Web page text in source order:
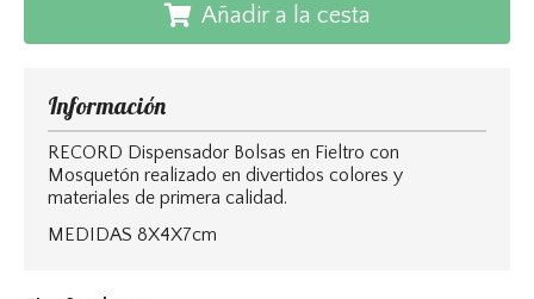
Añadir a la cesta
Información
RECORD Dispensador Bolsas en Fieltro con
Mosquetón realizado en divertidos colores y
materiales de primera calidad.
MEDIDAS 8X4X7cm